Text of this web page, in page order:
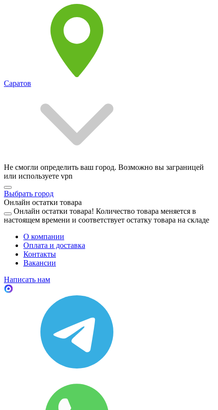
Саратов
Не смогли определить ваш город. Возможно вы заграницей
или используете vpn
Выбрать город
Онлайн остатки товара
Онлайн остатки товара! Количество товара меняется в
настоящем времени и соответствует остатку товара на складе
О компании
Оплата и доставка
Контакты
Вакансии
Написать нам